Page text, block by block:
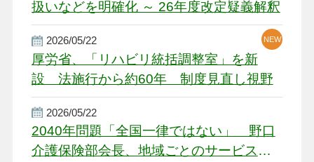
扱いなどを明確化 ～ 26年度改定疑義解釈
2026/05/22
厚労省、「リハビリ統括調整室」を新
設 法施行から約60年 制度見直し視野
NEW
2026/05/22
2040年問題「全国一律ではない」 野口
介護保険部会長、地域ごとのサービス基